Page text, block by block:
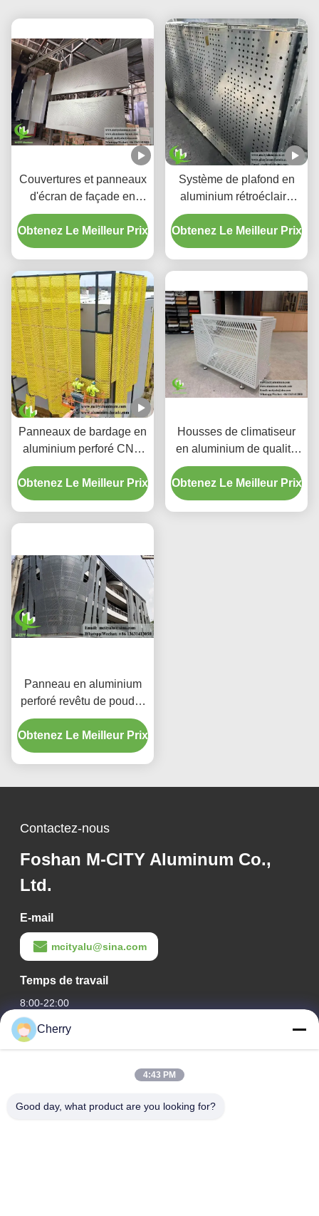
Couvertures et panneaux
d'écran de façade en
aluminium perforé à
dégradé personnalisé
Obtenez Le Meilleur Prix
Système de plafond en
aluminium rétroéclairé
perforé personnalisé avec
boîtier LED intégré et
motifs de découpe laser
Obtenez Le Meilleur Prix
Panneaux de bardage en
aluminium perforé CNC
personnalisés avec
alliage 3003 H14/H24 et
revêtement PVDF pour
Obtenez Le Meilleur Prix
Housses de climatiseur
en aluminium de qualité
supérieure | Écrans de
protection décoratifs
Obtenez Le Meilleur Prix
Panneau en aluminium
perforé revêtu de poudre
avec couleurs RAL
personnalisées et motifs
de découpe laser pour
Obtenez Le Meilleur Prix
Contactez-nous
Foshan M-CITY Aluminum Co.,
Ltd.
E-mail
mcityalu@sina.com
Temps de travail
8:00-22:00
Notre adresse
Le parc industriel de Hegui, Lishui, Nanhai Foshan
Cherry
4:43 PM
Good day, what product are you looking for?